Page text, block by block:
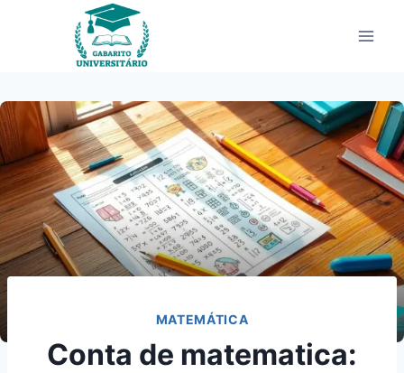
MATEMÁTICA
Conta de matematica: